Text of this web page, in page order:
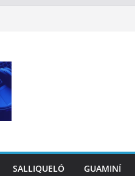
SALLIQUELÓ GUAMINÍ